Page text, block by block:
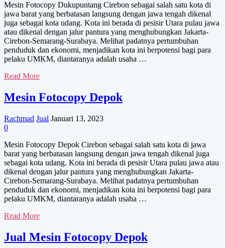
Mesin Fotocopy Dukupuntang Cirebon sebagai salah satu kota di
jawa barat yang berbatasan langsung dengan jawa tengah dikenal
juga sebagai kota udang. Kota ini berada di pesisir Utara pulau jawa
atau dikenal dengan jalur pantura yang menghubungkan Jakarta-
Cirebon-Semarang-Surabaya. Melihat padatnya pertumbuhan
penduduk dan ekonomi, menjadikan kota ini berpotensi bagi para
pelaku UMKM, diantaranya adalah usaha …
Mesin
Dukupuntang
Read More
Mesin Fotocopy Depok
Rachmad Jual Januari 13, 2023
0
Mesin Fotocopy Depok Cirebon sebagai salah satu kota di jawa
barat yang berbatasan langsung dengan jawa tengah dikenal juga
sebagai kota udang. Kota ini berada di pesisir Utara pulau jawa atau
dikenal dengan jalur pantura yang menghubungkan Jakarta-
Cirebon-Semarang-Surabaya. Melihat padatnya pertumbuhan
penduduk dan ekonomi, menjadikan kota ini berpotensi bagi para
pelaku UMKM, diantaranya adalah usaha …
Mesin
Depok
Read More
Jual Mesin Fotocopy Depok